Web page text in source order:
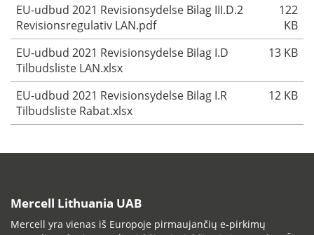
EU-udbud 2021 Revisionsydelse Bilag III.D.2
Revisionsregulativ LAN.pdf
122
KB
EU-udbud 2021 Revisionsydelse Bilag I.D
Tilbudsliste LAN.xlsx
13 KB
EU-udbud 2021 Revisionsydelse Bilag I.R
Tilbudsliste Rabat.xlsx
12 KB
Mercell Lithuania UAB
Mercell yra vienas iš Europoje pirmaujančių e-pirkimų